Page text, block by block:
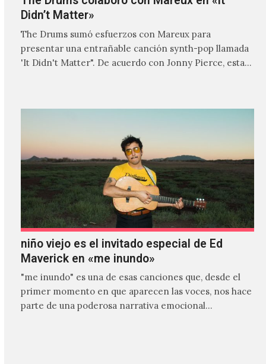
Didn’t Matter»
The Drums sumó esfuerzos con Mareux para
presentar una entrañable canción synth-pop llamada
'It Didn't Matter". De acuerdo con Jonny Pierce, esta
niño viejo es el invitado especial de Ed
Maverick en «me inundo»
"me inundo" es una de esas canciones que, desde el
primer momento en que aparecen las voces, nos hace
parte de una poderosa narrativa emocional…